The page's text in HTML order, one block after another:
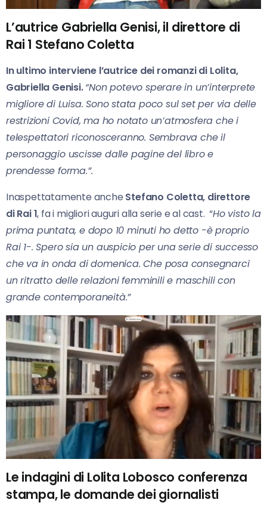
L’autrice Gabriella Genisi, il direttore di
Rai 1 Stefano Coletta
In ultimo interviene l’autrice dei romanzi di Lolita,
Gabriella Genisi.“Non potevo sperare in un’interprete
migliore di Luisa. Sono stata poco sul set per via delle
restrizioni Covid, ma ho notato un’atmosfera che i
telespettatori riconosceranno. Sembrava che il
personaggio uscisse dalle pagine del libro e
prendesse forma.”.
Inaspettatamente anche Stefano Coletta, direttore
di Rai 1, fa i migliori auguri alla serie e al cast. “Ho visto la
prima puntata, e dopo 10 minuti ho detto -è proprio
Rai 1-. Spero sia un auspicio per una serie di successo
che va in onda di domenica. Che posa consegnarci
un ritratto delle relazioni femminili e maschili con
grande contemporaneità.”
Le indagini di Lolita Lobosco conferenza
stampa, le domande dei giornalisti